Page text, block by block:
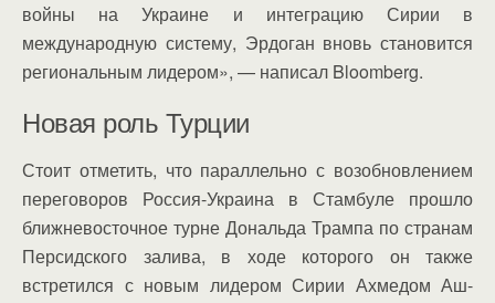
войны на Украине и интеграцию Сирии в
международную систему, Эрдоган вновь становится
региональным лидером», — написал Bloomberg.
Новая роль Турции
Стоит отметить, что параллельно с возобновлением
переговоров Россия-Украина в Стамбуле прошло
ближневосточное турне Дональда Трампа по странам
Персидского залива, в ходе которого он также
встретился с новым лидером Сирии Ахмедом Аш-